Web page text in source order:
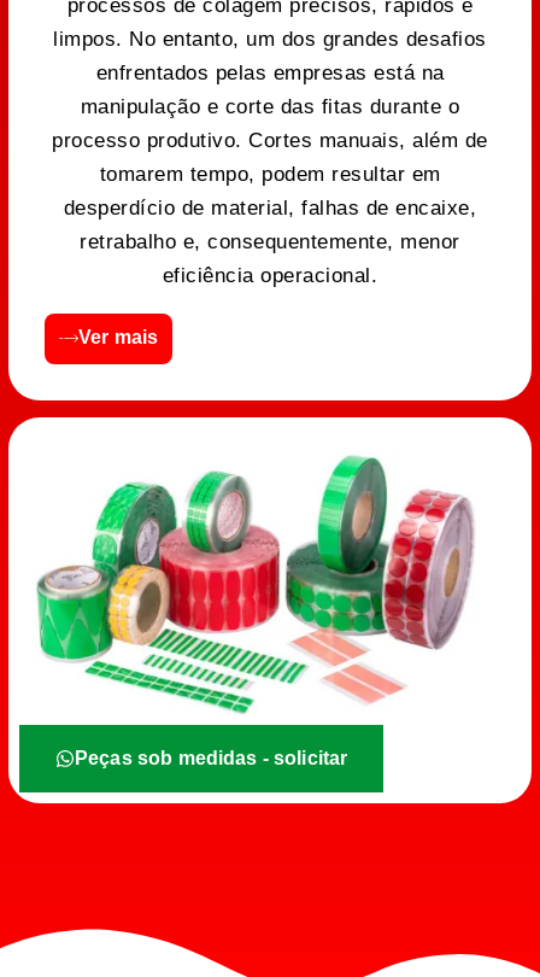
processos de colagem precisos, rápidos e
limpos. No entanto, um dos grandes desafios
enfrentados pelas empresas está na
manipulação e corte das fitas durante o
processo produtivo. Cortes manuais, além de
tomarem tempo, podem resultar em
desperdício de material, falhas de encaixe,
retrabalho e, consequentemente, menor
eficiência operacional.
Ver mais
Peças sob medidas - solicitar